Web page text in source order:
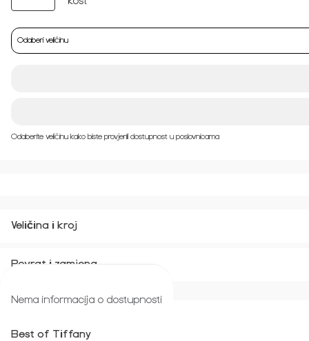
Nema informacija o dostupnosti
Odaberi veličinu
Odaberite veličinu kako biste provjerili dostupnost u poslovnicama
Veličina i kroj
Povrat i zamjena
Best of Tiffany